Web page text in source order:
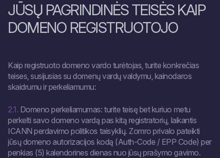
JŪSŲ PAGRINDINĖS TEISĖS KAIP
DOMENO REGISTRUOTOJO
Kaip registruoto domeno vardo turėtojas, turite konkrečias
teises, susijusias su domenų vardų valdymu, kainodaros
skaidrumu ir perkeliamumu:
2.1. Domeno perkeliamumas: turite teisę bet kuriuo metu
perkelti savo domeno vardą pas kitą registratorių, laikantis
ICANN perdavimo politikos taisyklių. Zomro privalo pateikti
jūsų domeno autorizacijos kodą (Auth-Code / EPP Code) per
penkias (5) kalendorines dienas nuo jūsų prašymo gavimo.